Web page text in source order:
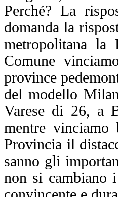
Perché? La
domanda la
metropolitana
Comune
province
del modello
Varese di 26, a
mentre vinciamo
Provincia il
sanno gli
non si cambiano